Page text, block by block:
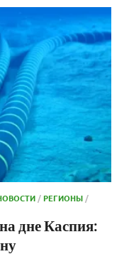
/РЕГИОНЫ /
дне Каспия: